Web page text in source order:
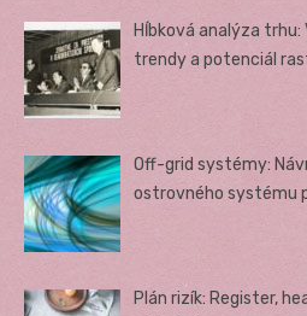
Hĺbková analýza
trendy a potenciál
Off-grid systémy:
ostrovného systému
Plán rizík: Register,